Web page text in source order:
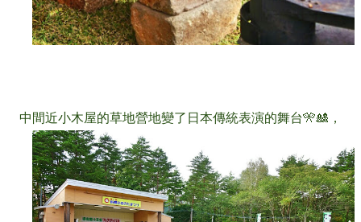
中間近小木屋的草地營地變了日本傳統表演的舞台🎌🎎，